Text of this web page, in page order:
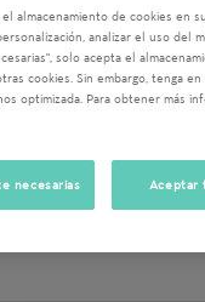
y su inclusión
almacenamiento de cookies en
analizar el uso del
solo acepta el
cookies. Sin embargo, tenga
optimizada. Para obtener más
necesarias Aceptar